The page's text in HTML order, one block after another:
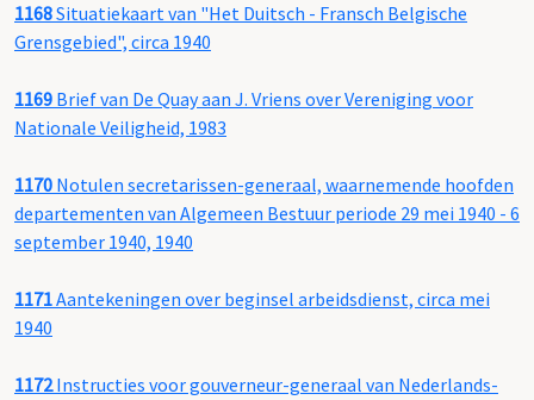
1168Situatiekaart van "Het Duitsch - Fransch Belgische
Grensgebied", circa 1940
1169 Brief van De Quay aan J. Vriens over Vereniging voor
Nationale Veiligheid, 1983
1170 Notulen secretarissen-generaal, waarnemende hoofden
departementen van Algemeen Bestuur periode 29 mei 1940 - 6
september 1940, 1940
1171Aantekeningen over beginsel arbeidsdienst, circa mei
1940
1172Instructies voor gouverneur-generaal van Nederlands-